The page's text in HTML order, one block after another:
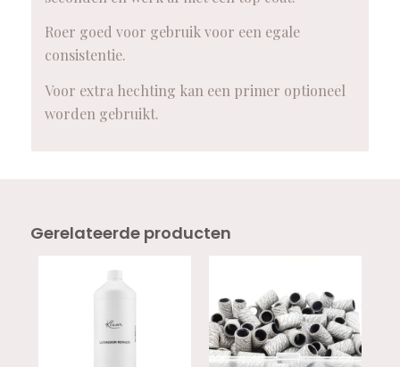
Roer goed voor gebruik voor een egale
consistentie.
Voor extra hechting kan een primer optioneel
worden gebruikt.
Gerelateerde producten